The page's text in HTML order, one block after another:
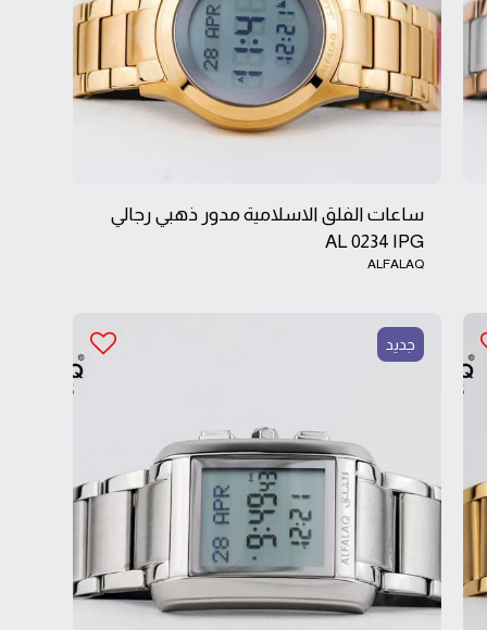
ساعات الفلق الاسلامية مدور ذهبي رجالي
AL 0234 IPG
ALFALAQ
جديد